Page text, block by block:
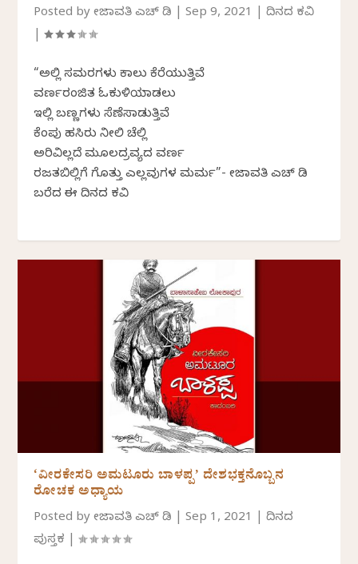
Posted byತೇಜಾವತಿ ಎಚ್ ಡಿ |Sep 9, 2021 |ದಿನದ ಕವಿತೆ
|
“ಅಲ್ಲಿ ಸಮರಗಳು ಕಾಲು ಕೆರೆಯುತ್ತಿವೆ
ವರ್ಣರಂಜಿತ ಓಕುಳಿಯಾಡಲು
ಇಲ್ಲಿ ಬಣ್ಣಗಳು ಸೆಣೆಸಾಡುತ್ತಿವೆ
ಕೆಂಪು ಹಸಿರು ನೀಲಿ ಚೆಲ್ಲಿ
ಅರಿವಿಲ್ಲದೆ ಮೂಲದ್ರವ್ಯದ ವರ್ಣ
ರಜತಬಿಲ್ಲಿಗೆ ಗೊತ್ತು ಎಲ್ಲವುಗಳ ಮರ್ಮ”- ತೇಜಾವತಿ ಎಚ್‌ ಡಿ
ಬರೆದ ಈ ದಿನದ ಕವಿತೆ
‘ವೀರಕೇಸರಿ ಅಮಟೂರು ಬಾಳಪ್ಪ’ ದೇಶಭಕ್ತನೊಬ್ಬನ
ರೋಚಕ ಅಧ್ಯಾಯ
Posted byತೇಜಾವತಿ ಎಚ್ ಡಿ |Sep 1, 2021 |ದಿನದ
ಪುಸ್ತಕ |